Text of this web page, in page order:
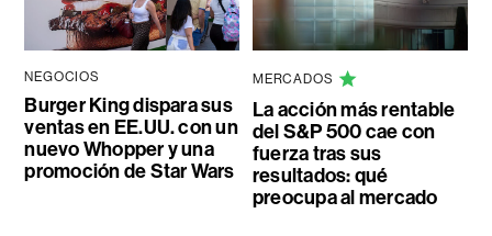
NEGOCIOS
Burger King dispara sus
ventas en EE.UU. con un
nuevo Whopper y una
promoción de Star Wars
MERCADOS
La acción más rentable
del S&P 500 cae con
fuerza tras sus
resultados: qué
preocupa al mercado